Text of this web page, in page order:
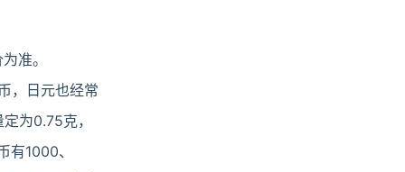
准。
，日元也经常
为0.75克，
1000、